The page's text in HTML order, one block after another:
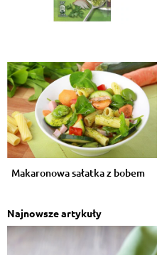
Makaronowa sałatka z bobem
Najnowsze artykuły